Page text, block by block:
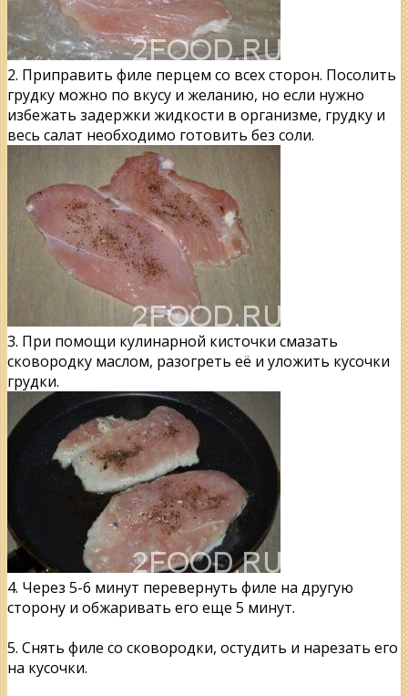
2. Приправить филе перцем со всех сторон. Посолить
грудку можно по вкусу и желанию, но если нужно
избежать задержки жидкости в организме, грудку и
весь салат необходимо готовить без соли.
3. При помощи кулинарной кисточки смазать
сковородку маслом, разогреть её и уложить кусочки
грудки.
4. Через 5-6 минут перевернуть филе на другую
сторону и обжаривать его еще 5 минут.
5. Снять филе со сковородки, остудить и нарезать его
на кусочки.